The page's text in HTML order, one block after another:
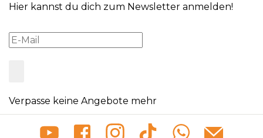
Hier kannst du dich zum Newsletter anmelden!
Verpasse keine Angebote mehr